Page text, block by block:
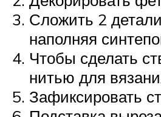
Сложить 2
наполняя
Чтобы сделать
нитью для
Зафиксировать